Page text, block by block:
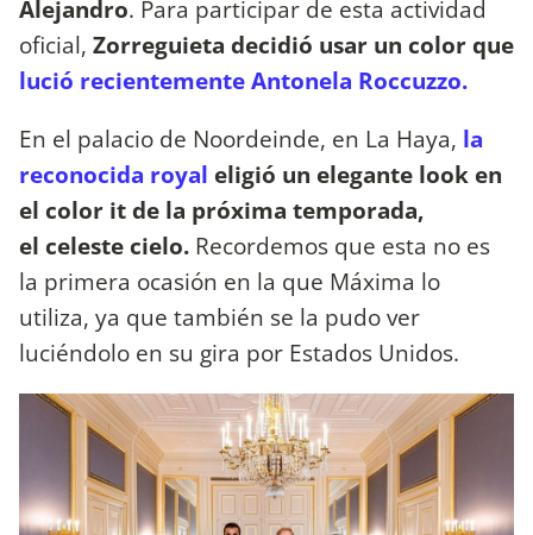
Alejandro. Para participar de esta actividad
oficial, Zorreguieta decidió usar un color que
lució recientemente Antonela Roccuzzo.
En el palacio de Noordeinde, en La Haya, la
reconocida royal eligió un elegante look en
el color it de la próxima temporada,
el celeste cielo. Recordemos que esta no es
la primera ocasión en la que Máxima lo
utiliza, ya que también se la pudo ver
luciéndolo en su gira por Estados Unidos.